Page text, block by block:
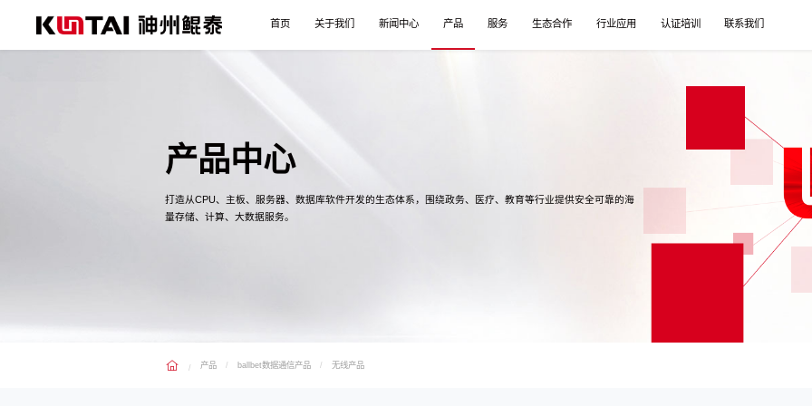
首页 关于我们 新闻中心 产品 服务 生态合作 行业应用 认证培训 联系我们
产品中心
打造从CPU、主板、服务器、数据库软件开发的生态体系，围绕政务、医疗、教育等行业提供安全可靠的海
量存储、计算、大数据服务。
产品 ballbet数据通信产品 无线产品